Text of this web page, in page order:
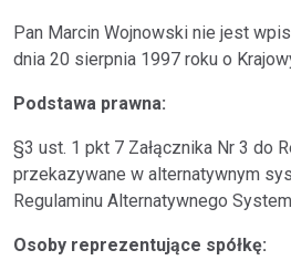
Pan Marcin Wojnowski nie jest
dnia 20 sierpnia 1997 roku o
Podstawa prawna:
§3 ust. 1 pkt 7 Załącznika Nr 3 do
przekazywane w alternatywnym
Regulaminu Alternatywnego
Osoby reprezentujące spółkę: